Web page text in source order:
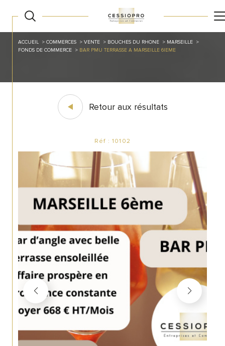
ACCUEIL COMMERCES VENTE BOUCHES DU RHONE
MARSEILLE
FONDS DE COMMERCE
BAR PMU TERRASSE A MARSEILLE 6IEME
Retour aux résultats
Réf : 10102